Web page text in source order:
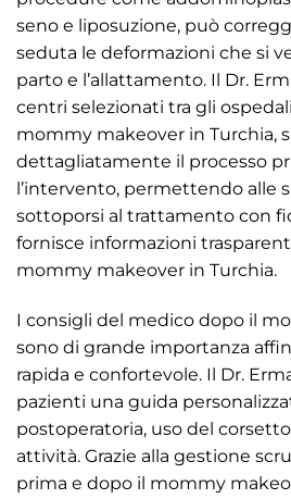
seno e liposuzione, può
seduta le deformazioni che si
parto e l’allattamento. Il Dr.
centri selezionati tra gli
mommy makeover in Turchia,
dettagliatamente il processo
l’intervento, permettendo alle
sottoporsi al trattamento con
fornisce informazioni
mommy makeover in Turchia.
I consigli del medico dopo il
sono di grande importanza
rapida e confortevole. Il Dr.
pazienti una guida
postoperatoria, uso del
attività. Grazie alla gestione
prima e dopo il mommy